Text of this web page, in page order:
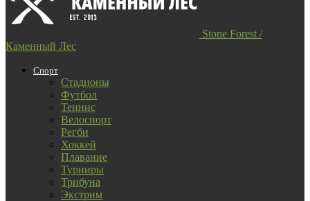
Stone Forest /
Каменный Лес
Спорт
Стадионы
Футбол
Теннис
Велоспорт
Регби
Хоккей
Плавание
Турниры
Трибуна
Экстрим